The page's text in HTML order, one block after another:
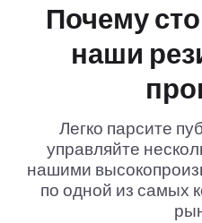
Почему
наши
Легко парсите
управляйте
нашими
по одной из самых